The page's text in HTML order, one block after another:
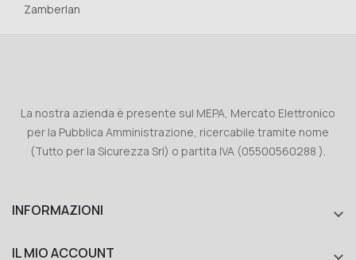
Zamberlan
La nostra azienda è presente sul MEPA, Mercato Elettronico
per la Pubblica Amministrazione, ricercabile tramite nome
(Tutto per la Sicurezza Srl) o partita IVA (05500560288 ).
INFORMAZIONI 
IL MIO ACCOUNT